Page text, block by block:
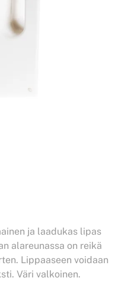
ja laadukas lipas
alareunassa on reikä
Lippaaseen voidaan
Väri valkoinen.